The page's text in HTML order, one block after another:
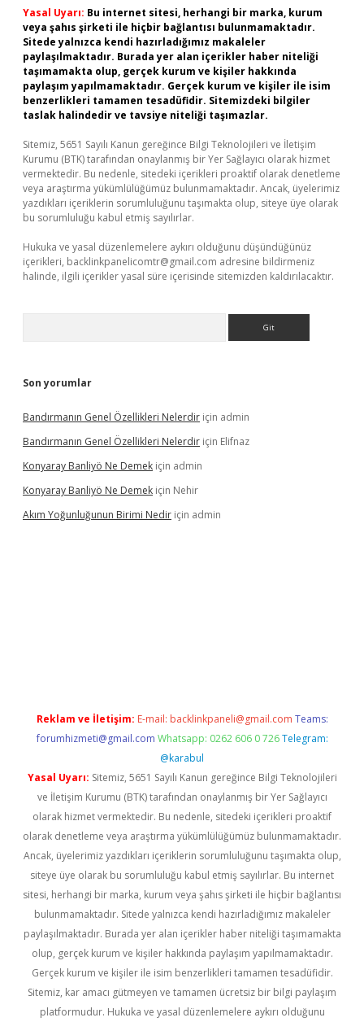
Yasal Uyarı: Bu internet sitesi, herhangi bir marka, kurum
veya şahıs şirketi ile hiçbir bağlantısı bulunmamaktadır.
Sitede yalnızca kendi hazırladığımız makaleler
paylaşılmaktadır. Burada yer alan içerikler haber niteliği
taşımamakta olup, gerçek kurum ve kişiler hakkında
paylaşım yapılmamaktadır. Gerçek kurum ve kişiler ile isim
benzerlikleri tamamen tesadüfidir. Sitemizdeki bilgiler
taslak halindedir ve tavsiye niteliği taşımazlar.
Sitemiz, 5651 Sayılı Kanun gereğince Bilgi Teknolojileri ve İletişim
Kurumu (BTK) tarafından onaylanmış bir Yer Sağlayıcı olarak hizmet
vermektedir. Bu nedenle, sitedeki içerikleri proaktif olarak denetleme
veya araştırma yükümlülüğümüz bulunmamaktadır. Ancak, üyelerimiz
yazdıkları içeriklerin sorumluluğunu taşımakta olup, siteye üye olarak
bu sorumluluğu kabul etmiş sayılırlar.
Hukuka ve yasal düzenlemelere aykırı olduğunu düşündüğünüz
içerikleri, backlinkpanelicomtr@gmail.com adresine bildirmeniz
halinde, ilgili içerikler yasal süre içerisinde sitemizden kaldırılacaktır.
Son yorumlar
Bandırmanın Genel Özellikleri Nelerdir için admin
Bandırmanın Genel Özellikleri Nelerdir için Elifnaz
Konyaray Banliyö Ne Demek için admin
Konyaray Banliyö Ne Demek için Nehir
Akım Yoğunluğunun Birimi Nedir için admin
Reklam ve İletişim: E-mail: backlinkpaneli@gmail.com Teams:
forumhizmeti@gmail.com Whatsapp: 0262 606 0 726 Telegram:
@karabul
Yasal Uyarı: Sitemiz, 5651 Sayılı Kanun gereğince Bilgi Teknolojileri
ve İletişim Kurumu (BTK) tarafından onaylanmış bir Yer Sağlayıcı
olarak hizmet vermektedir. Bu nedenle, sitedeki içerikleri proaktif
olarak denetleme veya araştırma yükümlülüğümüz bulunmamaktadır.
Ancak, üyelerimiz yazdıkları içeriklerin sorumluluğunu taşımakta olup,
siteye üye olarak bu sorumluluğu kabul etmiş sayılırlar. Bu internet
sitesi, herhangi bir marka, kurum veya şahıs şirketi ile hiçbir bağlantısı
bulunmamaktadır. Sitede yalnızca kendi hazırladığımız makaleler
paylaşılmaktadır. Burada yer alan içerikler haber niteliği taşımamakta
olup, gerçek kurum ve kişiler hakkında paylaşım yapılmamaktadır.
Gerçek kurum ve kişiler ile isim benzerlikleri tamamen tesadüfidir.
Sitemiz, kar amacı gütmeyen ve tamamen ücretsiz bir bilgi paylaşım
platformudur. Hukuka ve yasal düzenlemelere aykırı olduğunu